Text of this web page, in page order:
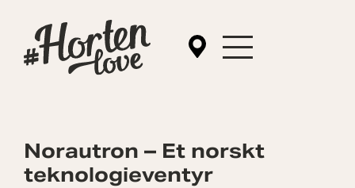
Norautron – Et norskt
teknologieventyr